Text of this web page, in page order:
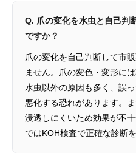
Q. 爪の変化を水虫と自己判
ですか？
爪の変化を自己判断して市
ません。爪の変色・変形に
水虫以外の原因も多く、誤
悪化する恐れがあります。
浸透しにくいため効果が不
ではKOH検査で正確な診断